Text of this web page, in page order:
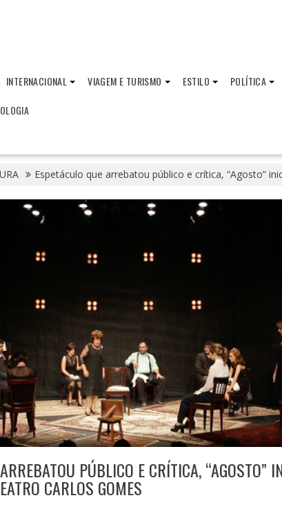
INTERNACIONAL VIAGEM E TURISMO ESTILO POLÍTICA
Espetáculo que arrebatou público e crítica, “Agosto”
PÚBLICO E CRÍTICA, “AGOSTO”
CARLOS GOMES